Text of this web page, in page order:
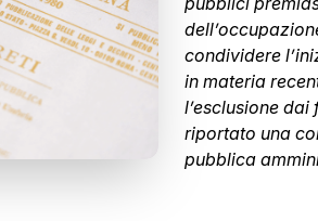
condividere
in materia
l’esclusione
riportato una
pubblica